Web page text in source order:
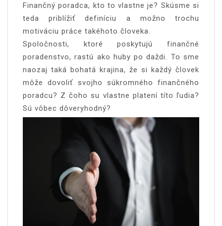
Finančný poradca, kto to vlastne je? Skúsme si
teda priblížiť definíciu a možno trochu
motiváciu práce takéhoto človeka.
Spoločnosti, ktoré poskytujú finančné
poradenstvo, rastú ako huby po daždi. To sme
naozaj taká bohatá krajina, že si každý človek
môže dovoliť svojho súkromného finančného
poradcu? Z čoho su vlastne platení títo ľudia?
Sú vôbec dôveryhodný?